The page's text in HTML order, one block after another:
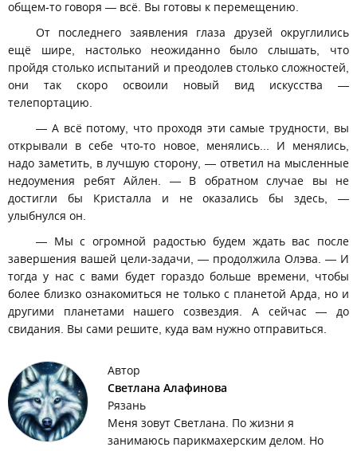
общем-то говоря — всё. Вы готовы к перемещению.
От последнего заявления глаза друзей округлились
ещё шире, настолько неожиданно было слышать, что
пройдя столько испытаний и преодолев столько сложностей,
они так скоро освоили новый вид искусства —
телепортацию.
— А всё потому, что проходя эти самые трудности, вы
открывали в себе что-то новое, менялись... И менялись,
надо заметить, в лучшую сторону, — ответил на мысленные
недоумения ребят Айлен. — В обратном случае вы не
достигли бы Кристалла и не оказались бы здесь, —
улыбнулся он.
— Мы с огромной радостью будем ждать вас после
завершения вашей цели-задачи, — продолжила Олэва. — И
тогда у нас с вами будет гораздо больше времени, чтобы
более близко ознакомиться не только с планетой Арда, но и
другими планетами нашего созвездия. А сейчас — до
свидания. Вы сами решите, куда вам нужно отправиться.
Автор
Светлана Алафинова
Рязань
Меня зовут Светлана. По жизни я
занимаюсь парикмахерским делом. Но